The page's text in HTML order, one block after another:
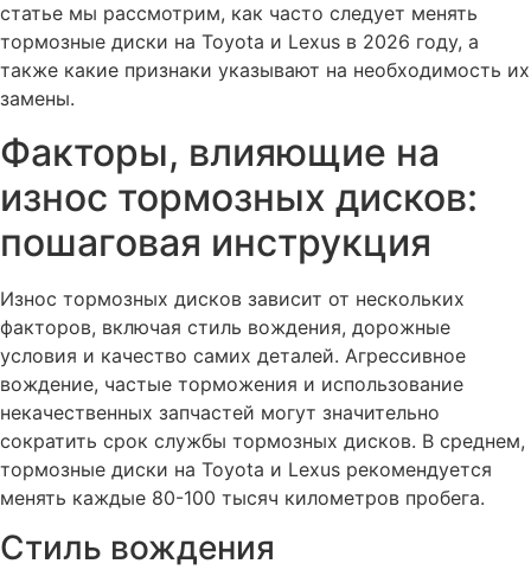
статье мы рассмотрим, как часто следует менять
тормозные диски на Toyota и Lexus в 2026 году, а
также какие признаки указывают на необходимость их
замены.
Факторы, влияющие на
износ тормозных дисков:
пошаговая инструкция
Износ тормозных дисков зависит от нескольких
факторов, включая стиль вождения, дорожные
условия и качество самих деталей. Агрессивное
вождение, частые торможения и использование
некачественных запчастей могут значительно
сократить срок службы тормозных дисков. В среднем,
тормозные диски на Toyota и Lexus рекомендуется
менять каждые 80-100 тысяч километров пробега.
Стиль вождения